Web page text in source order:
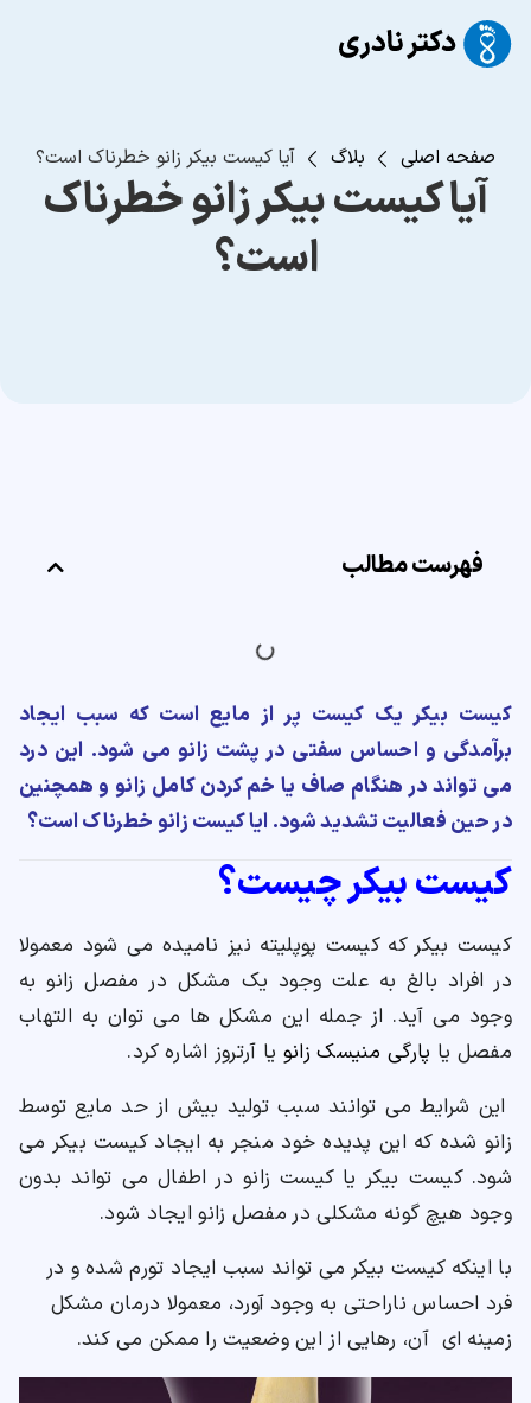
صفحه اصلی بلاگ آیا کیست بیکر زانو خطرناک است؟
آیا کیست بیکر زانو خطرناک
است؟
فهرست مطالب
کیست بیکر یک کیست پر از مایع است که سبب ایجاد
برآمدگی و احساس سفتی در پشت زانو می شود. این درد
می تواند در هنگام صاف یا خم کردن کامل زانو و همچنین
در حین فعالیت تشدید شود. ایا کیست زانو خطرناک است؟
کیست بیکر چیست؟
کیست بیکر که کیست پوپلیته نیز نامیده می شود معمولا
در افراد بالغ به علت وجود یک مشکل در مفصل زانو به
وجود می آید. از جمله این مشکل ها می توان به التهاب
مفصل یا پارگی منیسک زانو یا آرتروز اشاره کرد.
این شرایط می توانند سبب تولید بیش از حد مایع توسط
زانو شده که این پدیده خود منجر به ایجاد کیست بیکر می
شود. کیست بیکر یا کیست زانو در اطفال می تواند بدون
وجود هیچ گونه مشکلی در مفصل زانو ایجاد شود.
با اینکه کیست بیکر می تواند سبب ایجاد تورم شده و در
فرد احساس ناراحتی به وجود آورد، معمولا درمان مشکل
زمینه ای آن، رهایی از این وضعیت را ممکن می کند.